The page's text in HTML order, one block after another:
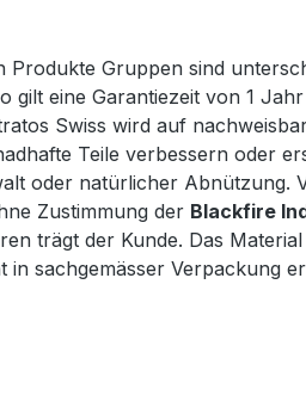
Produkte Gruppen sind
gilt eine Garantiezeit von 1
Swiss wird auf
Teile verbessern oder
oder natürlicher Abnützung.
Zustimmung der Blackfire
trägt der Kunde. Das
in sachgemässer Verpackung